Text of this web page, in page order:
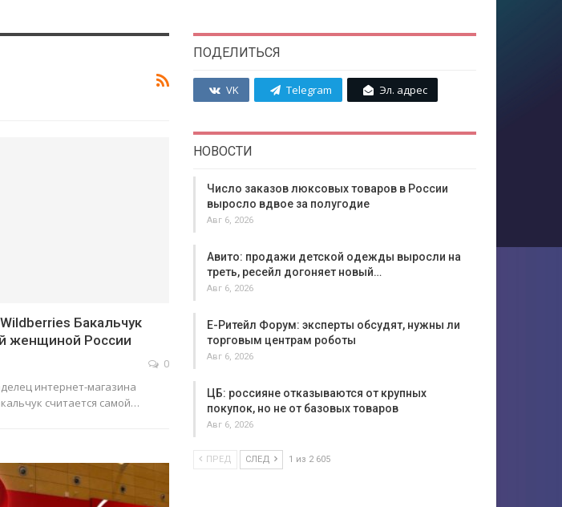
Бакальчук
женщиной России
0
ин­тер­нет-ма­га­зи­на
счи­та­ет­ся са­мой…
ПОДЕЛИТЬСЯ
VK Telegram Эл. адрес
НОВОСТИ
Число заказов люксовых товаров в России
выросло вдвое за полугодие
Авг 6, 2026
Авито: продажи детской одежды выросли на
треть, ресейл догоняет новый…
Авг 6, 2026
Е-Ритейл Форум: эксперты обсудят, нужны ли
торговым центрам роботы
Авг 6, 2026
ЦБ: россияне отказываются от крупных
покупок, но не от базовых товаров
Авг 6, 2026
ПРЕД СЛЕД 1 из 2 605